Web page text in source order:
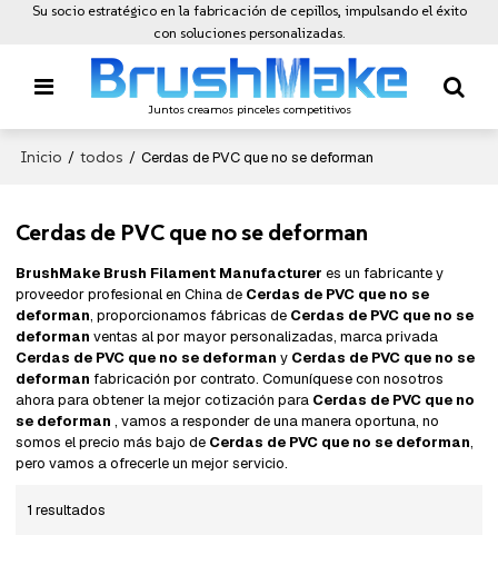
Su socio estratégico en la fabricación de cepillos, impulsando el éxito
con soluciones personalizadas.
Juntos creamos pinceles competitivos
Inicio / todos / Cerdas de PVC que no se deforman
Cerdas de PVC que no se deforman
BrushMake Brush Filament Manufacturer es un fabricante y
proveedor profesional en China de Cerdas de PVC que no se
deforman, proporcionamos fábricas de Cerdas de PVC que no se
deforman ventas al por mayor personalizadas, marca privada
Cerdas de PVC que no se deforman y Cerdas de PVC que no se
deforman fabricación por contrato. Comuníquese con nosotros
ahora para obtener la mejor cotización para Cerdas de PVC que no
se deforman , vamos a responder de una manera oportuna, no
somos el precio más bajo de Cerdas de PVC que no se deforman,
pero vamos a ofrecerle un mejor servicio.
1 resultados